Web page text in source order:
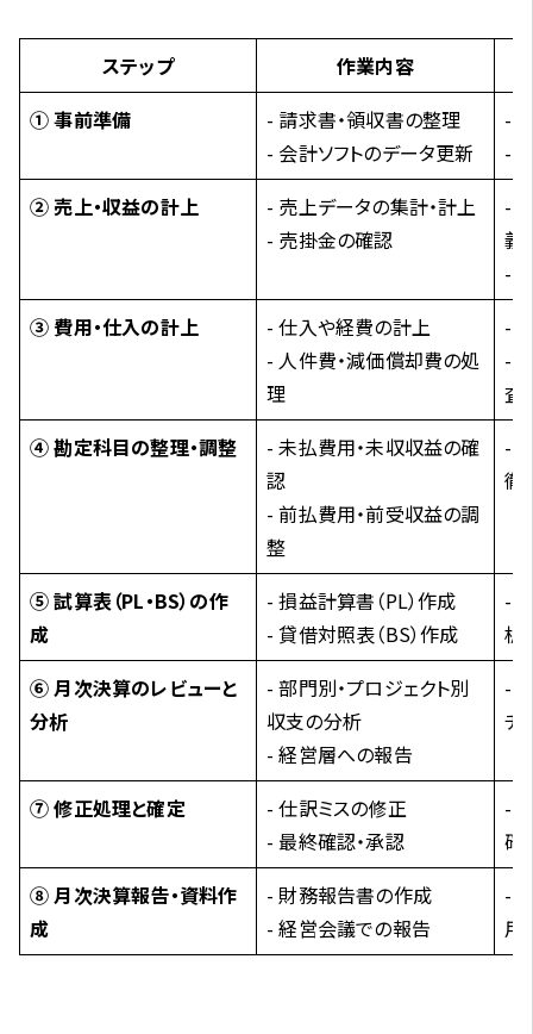
ステップ
作業内容
① 事前準備
- 請求書・領収書の整理
- 会計ソフトのデータ更新
-
-
② 売上・収益の計上
- 売上データの集計・計上
- 売掛金の確認
-
義
-
③ 費用・仕入の計上
- 仕入や経費の計上
- 人件費・減価償却費の処
理
-
-
査
④ 勘定科目の整理・調整
- 未払費用・未収収益の確
認
- 前払費用・前受収益の調
整
-
徹
⑤ 試算表（PL・BS）の作
成
- 損益計算書（PL）作成
- 貸借対照表（BS）作成
-
析
⑥ 月次決算のレビューと
分析
- 部門別・プロジェクト別
収支の分析
- 経営層への報告
-
チ
⑦ 修正処理と確定
- 仕訳ミスの修正
- 最終確認・承認
-
確
⑧ 月次決算報告・資料作
成
- 財務報告書の作成
- 経営会議での報告
-
用